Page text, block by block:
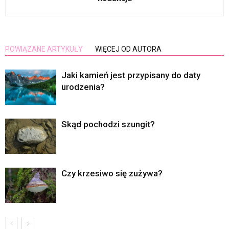
POWIĄZANE ARTYKUŁY WIĘCEJ OD AUTORA
Jaki kamień jest przypisany do daty
urodzenia?
Skąd pochodzi szungit?
Czy krzesiwo się zużywa?